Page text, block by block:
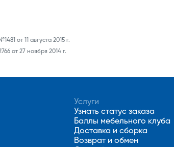
от 11 августа 2015 г.
от 27 ноября 2014 г.
Услуги
Узнать статус заказа
Баллы мебельного клуба
Доставка и сборка
Возврат и обмен